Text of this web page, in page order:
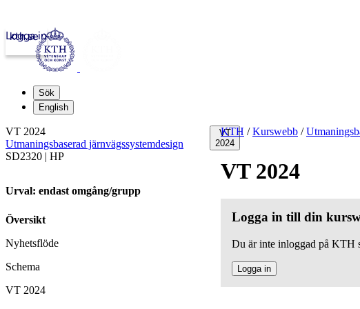
kth.se
Logga in
Sök
English
VT
2024
KTH / Kurswebb /
VT 2024
Logga in till din
Du är inte inloggad på KTH
Logga in
VT 2024
Utmaningsbaserad järnvägssystemdesign
SD2320 | HP
Urval: endast omgång/grupp
Översikt
Nyhetsflöde
Schema
VT 2024